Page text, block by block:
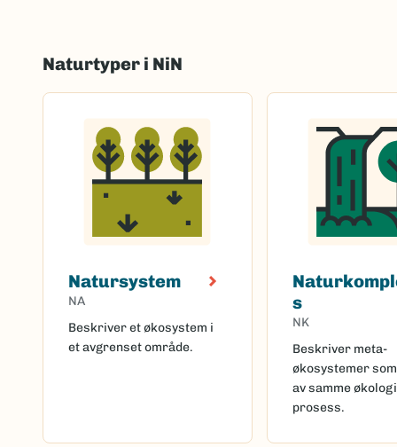
Naturtyper i NiN
Natursystem
NA
Beskriver et økosystem i
et avgrenset område.
s
NK
Beskriver meta-
økosystemer
av samme
prosess.